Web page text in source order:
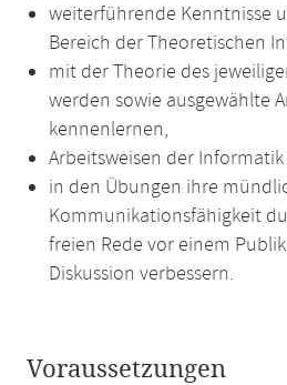
weiterführende Kenntnisse
Bereich der Theoretischen
mit der Theorie des
werden sowie ausgewählte
kennenlernen,
Arbeitsweisen der
in den Übungen ihre
Kommunikationsfähigkeit
freien Rede vor einem
Diskussion verbessern.
Voraussetzungen